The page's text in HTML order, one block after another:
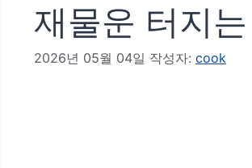
재물운 터지
2026년 05월 04일 작성자: cook